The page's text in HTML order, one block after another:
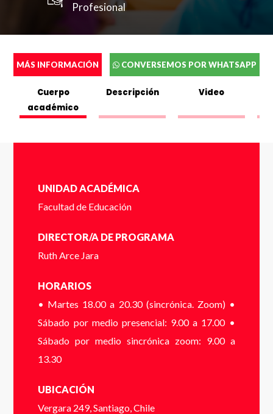
Profesional
MÁS INFORMACIÓN CONVERSEMOS POR WHATSAPP
Cuerpo
académico
Descripción Video
UNIDAD ACADÉMICA
Facultad de Educación
DIRECTOR/A DE PROGRAMA
Ruth Arce Jara
HORARIOS
• Martes 18.00 a 20.30 (sincrónica. Zoom) •
Sábado por medio presencial: 9.00 a 17.00 •
Sábado por medio sincrónica zoom: 9.00 a
13.30
UBICACIÓN
Vergara 249, Santiago, Chile
Completa el siguente formulario y puedes
Nombres*
Email
contacto contigo a la brevedad.
Cédula de identidad sin puntos ni guión (Ej:
18410112) *
Dígito verificador (Ej: 2) *